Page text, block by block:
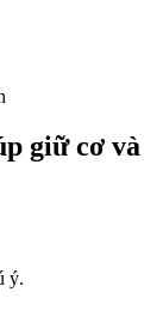
giữ cơ và
ý.